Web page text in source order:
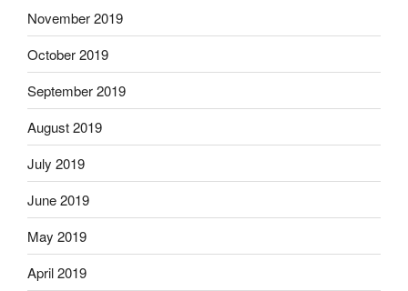
November 2019
October 2019
September 2019
August 2019
July 2019
June 2019
May 2019
April 2019